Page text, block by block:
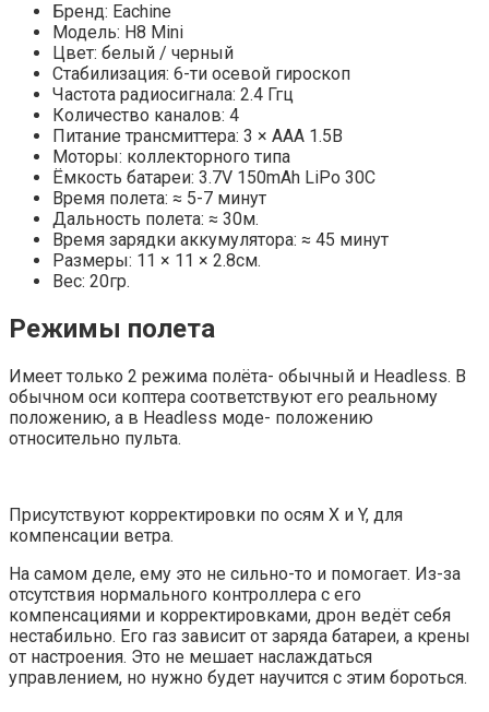
Бренд: Eachine
Модель: H8 Mini
Цвет: белый / черный
Стабилизация: 6-ти осевой гироскоп
Частота радиосигнала: 2.4 Ггц
Количество каналов: 4
Питание трансмиттера: 3 × ААА 1.5В
Моторы: коллекторного типа
Ёмкость батареи: 3.7V 150mAh LiPo 30C
Время полета: ≈ 5-7 минут
Дальность полета: ≈ 30м.
Время зарядки аккумулятора: ≈ 45 минут
Размеры: 11 × 11 × 2.8см.
Вес: 20гр.
Режимы полета
Имеет только 2 режима полёта- обычный и Headless. В
обычном оси коптера соответствуют его реальному
положению, а в Headless моде- положению
относительно пульта.
Присутствуют корректировки по осям X и Y, для
компенсации ветра.
На самом деле, ему это не сильно-то и помогает. Из-за
отсутствия нормального контроллера с его
компенсациями и корректировками, дрон ведёт себя
нестабильно. Его газ зависит от заряда батареи, а крены
от настроения. Это не мешает наслаждаться
управлением, но нужно будет научится с этим бороться.